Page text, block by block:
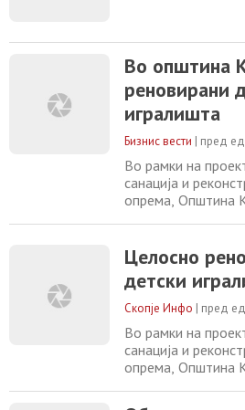
Во општина
реновирани
игралишта
Бизнис вести | пред
Во рамки на
санација и
опрема, Општина
игралиште кое се
Парапунов
поставени се
останатата
Целосно
детски
Скопје Инфо | пред
Во рамки на
санација и
опрема, Општина